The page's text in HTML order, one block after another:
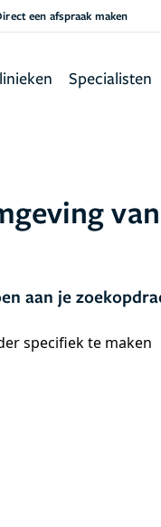
een afspraak maken
Specialisten
aan je
specifiek te maken